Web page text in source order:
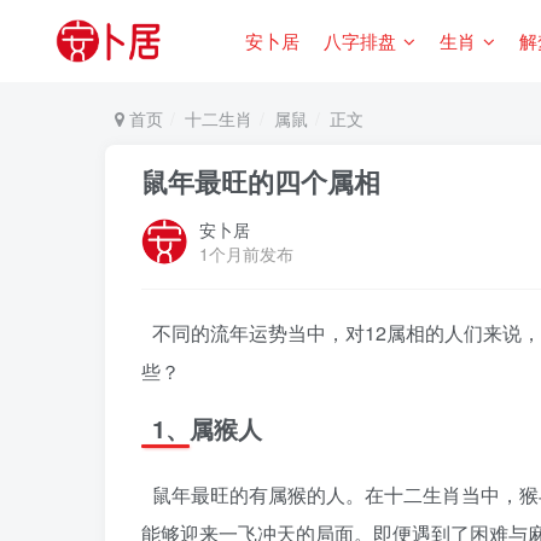
安卜居 八字排盘 生肖
首页 十二生肖 属鼠 正文
鼠年最旺的四个属相
安卜居
1个月前发布
不同的流年运势当中，对12属相的人们来说
些？
1、属猴人
鼠年最旺的有属猴的人。在十二生肖当中，
能够迎来一飞冲天的局面。即便遇到了困难